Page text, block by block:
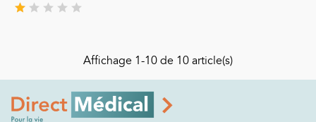
Affichage 1-10 de 10 article(s)